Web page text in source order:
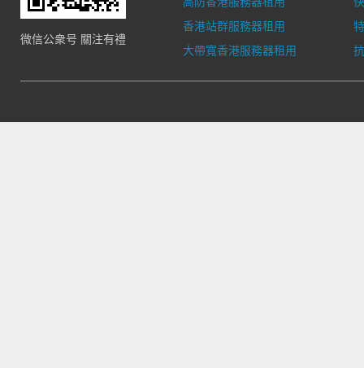
微信公衆号 關注有禮
香港站群服務器租用
大帶寬香港服務器租用